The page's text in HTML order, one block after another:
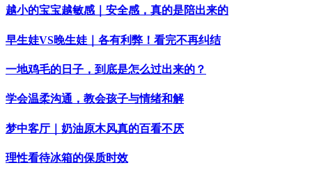
越小的宝宝越敏感｜安全感，真的是陪出来的
早生娃VS晚生娃｜各有利弊！看完不再纠结
一地鸡毛的日子，到底是怎么过出来的？
学会温柔沟通，教会孩子与情绪和解
梦中客厅｜奶油原木风真的百看不厌
理性看待冰箱的保质时效